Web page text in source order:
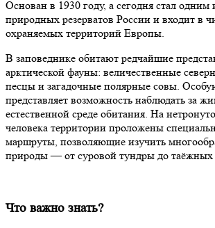
Основан в 1930 году, а сегодня стал одним
природных резерватов России и входит в
охраняемых территорий Европы.
В заповеднике обитают редчайшие
арктической фауны: величественные
песцы и загадочные полярные совы.
представляет возможность наблюдать за
естественной среде обитания. На
человека территории проложены
маршруты, позволяющие изучить
природы — от суровой тундры до таёжных
Что важно знать?